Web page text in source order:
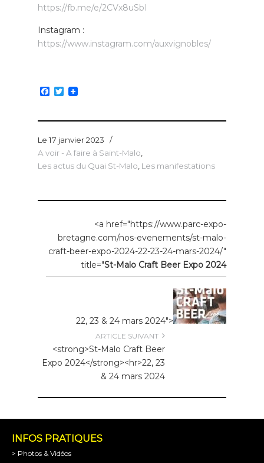
https://fb.me/e/2CVx8uSbI
Instagram :
https://www.instagram.com/auxvignobles/
Facebook
Twitter
Le 17 janvier 2023
/
A voir - A faire à Saint-Malo
Les actus du Quai St-Malo Les manifestations
<a href="https://www.parc-expo-
bretagne.com/nos-evenements/st-malo-
craft-beer-expo-2024-22-23-24-mars-2024/"
title="St-Malo Craft Beer Expo 2024
22, 23 & 24 mars 2024">
ARTICLE SUIVANT
<strong>St-Malo Craft Beer
Expo 2024</strong><hr>22, 23
& 24 mars 2024
INFOS PRATIQUES
> Photos & Vidéos